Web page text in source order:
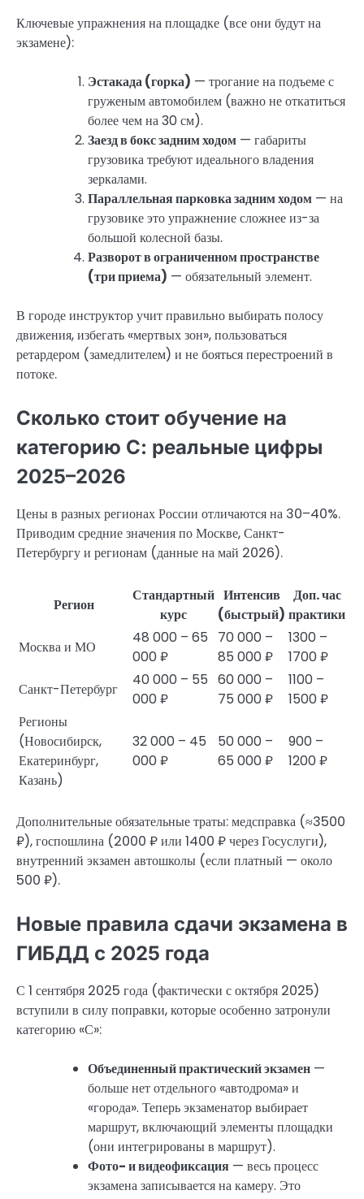
Ключевые упражнения на площадке (все они будут на
экзамене):
Эстакада (горка) — трогание на подъеме с
груженым автомобилем (важно не откатиться
более чем на 30 см).
Заезд в бокс задним ходом — габариты
грузовика требуют идеального владения
зеркалами.
Параллельная парковка задним ходом — на
грузовике это упражнение сложнее из-за
большой колесной базы.
Разворот в ограниченном пространстве
(три приема) — обязательный элемент.
В городе инструктор учит правильно выбирать полосу
движения, избегать «мертвых зон», пользоваться
ретардером (замедлителем) и не бояться перестроений в
потоке.
Сколько стоит обучение на
категорию С: реальные цифры
2025–2026
Цены в разных регионах России отличаются на 30–40%.
Приводим средние значения по Москве, Санкт-
Петербургу и регионам (данные на май 2026).
Регион
Стандартный
курс
Интенсив
(быстрый)
Доп. час
практики
Москва и МО
48 000 – 65
000 ₽
70 000 –
85 000 ₽
1300 –
1700 ₽
Санкт-Петербург
40 000 – 55
000 ₽
60 000 –
75 000 ₽
1100 –
1500 ₽
Регионы
(Новосибирск,
Екатеринбург,
Казань)
32 000 – 45
000 ₽
50 000 –
65 000 ₽
900 –
1200 ₽
Дополнительные обязательные траты: медсправка (≈3500
₽), госпошлина (2000 ₽ или 1400 ₽ через Госуслуги),
внутренний экзамен автошколы (если платный — около
500 ₽).
Новые правила сдачи экзамена в
ГИБДД с 2025 года
С 1 сентября 2025 года (фактически с октября 2025)
вступили в силу поправки, которые особенно затронули
категорию «С»:
Объединенный практический экзамен —
больше нет отдельного «автодрома» и
«города». Теперь экзаменатор выбирает
маршрут, включающий элементы площадки
(они интегрированы в маршрут).
Фото- и видеофиксация — весь процесс
экзамена записывается на камеру. Это